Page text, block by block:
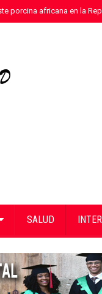
porcina africana en la
SALUD